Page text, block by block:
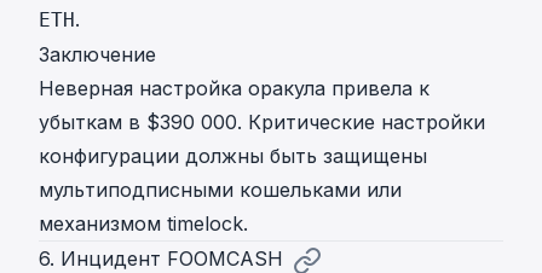
ETH .
Заключение
Неверная настройка оракула привела к
убыткам в $390 000. Критические настройки
конфигурации должны быть защищены
мультиподписными кошельками или
механизмом timelock.
6. Инцидент FOOMCASH